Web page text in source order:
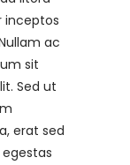
inceptos
ac
sit
Sed ut
erat sed